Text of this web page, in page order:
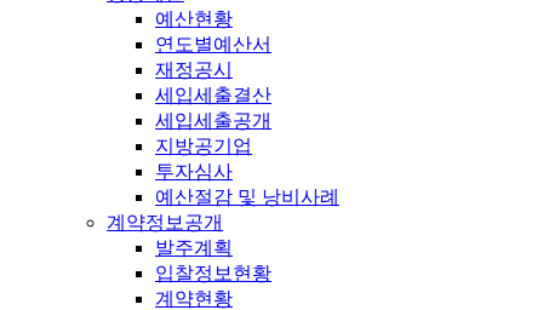
예산현황
연도별예산서
재정공시
세입세출결산
세입세출공개
지방공기업
투자심사
예산절감 및 낭비사례
계약정보공개
발주계획
입찰정보현황
계약현황